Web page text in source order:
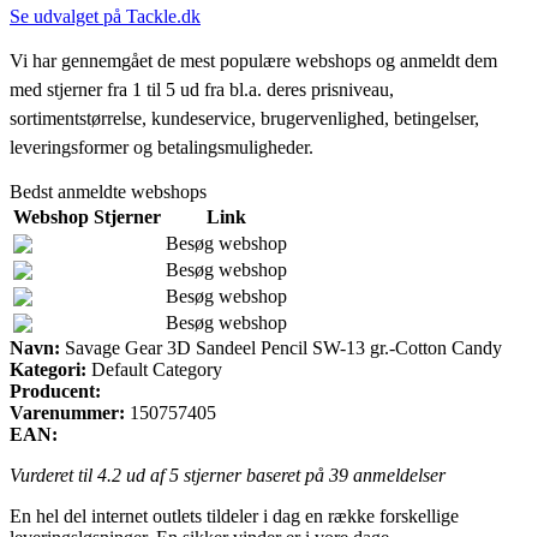
Se udvalget på Tackle.dk
Vi har gennemgået de mest populære webshops og anmeldt dem
med stjerner fra 1 til 5 ud fra bl.a. deres prisniveau,
sortimentstørrelse, kundeservice, brugervenlighed, betingelser,
leveringsformer og betalingsmuligheder.
Bedst anmeldte webshops
Webshop Stjerner
Link
Besøg webshop
Besøg webshop
Besøg webshop
Besøg webshop
Navn: Savage Gear 3D Sandeel Pencil SW-13 gr.-Cotton Candy
Kategori: Default Category
Producent:
Varenummer: 150757405
EAN:
Vurderet til 4.2 ud af 5 stjerner baseret på 39 anmeldelser
En hel del internet outlets tildeler i dag en række forskellige